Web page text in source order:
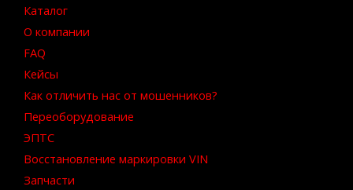
Каталог
О компании
FAQ
Кейсы
Как отличить нас от мошенников?
Переоборудование
ЭПТС
Восстановление маркировки VIN
Запчасти